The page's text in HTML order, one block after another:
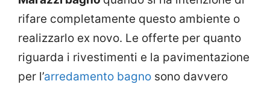
rifare completamente questo ambiente o
realizzarlo ex novo. Le offerte per quanto
riguarda i rivestimenti e la pavimentazione
per l’arredamento bagno sono davvero